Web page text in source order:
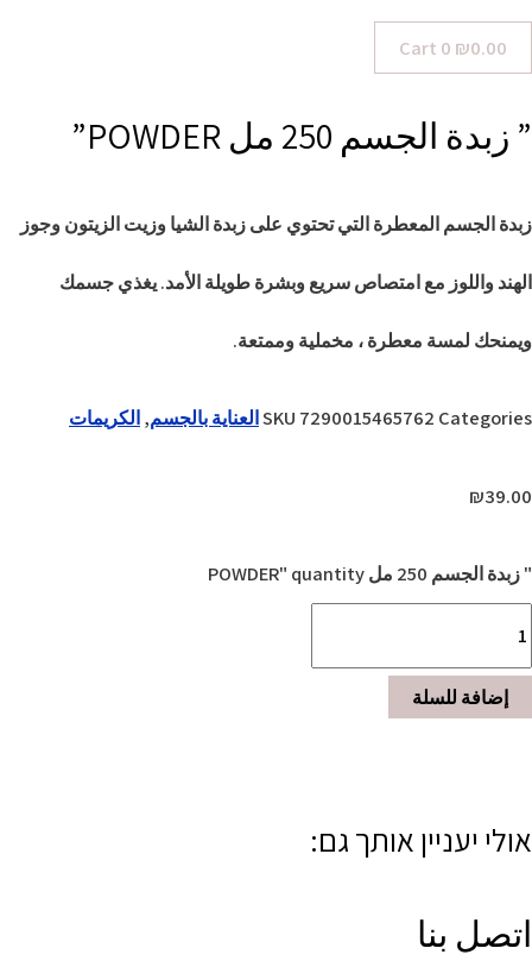
₪0.00
0
Cart
” زبدة الجسم 250 مل POWDER”
زبدة الجسم المعطرة التي تحتوي على زبدة الشيا وزيت الزيتون وجوز
الهند واللوز مع امتصاص سريع وبشرة طويلة الأمد. يغذي جسمك
ويمنحك لمسة معطرة ، مخملية وممتعة.
SKU 7290015465762 Categories العناية بالجسم,الكريمات
₪39.00
" زبدة الجسم 250 مل POWDER" quantity
إضافة للسلة
אולי יעניין אותך גם:
اتصل بنا